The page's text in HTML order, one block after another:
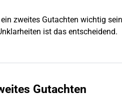
zweites Gutachten wichtig
ist das entscheidend.
Gutachten